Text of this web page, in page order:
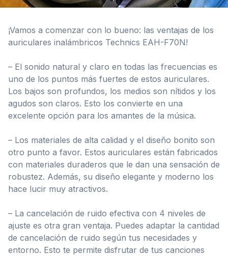
¡Vamos a comenzar con lo bueno: las ventajas de los
auriculares inalámbricos Technics EAH-F70N!
– El sonido natural y claro en todas las frecuencias es
uno de los puntos más fuertes de estos auriculares.
Los bajos son profundos, los medios son nítidos y los
agudos son claros. Esto los convierte en una
excelente opción para los amantes de la música.
– Los materiales de alta calidad y el diseño bonito son
otro punto a favor. Estos auriculares están fabricados
con materiales duraderos que le dan una sensación de
robustez. Además, su diseño elegante y moderno los
hace lucir muy atractivos.
– La cancelación de ruido efectiva con 4 niveles de
ajuste es otra gran ventaja. Puedes adaptar la cantidad
de cancelación de ruido según tus necesidades y
entorno. Esto te permite disfrutar de tus canciones